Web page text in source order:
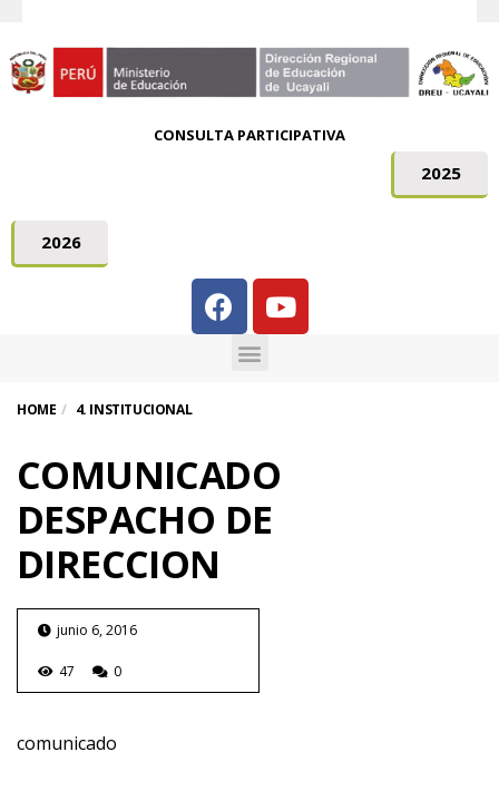
CONSULTA PARTICIPATIVA
2025
2026
HOME 4. INSTITUCIONAL
COMUNICADO
DESPACHO DE
DIRECCION
junio 6, 2016
47 0
comunicado